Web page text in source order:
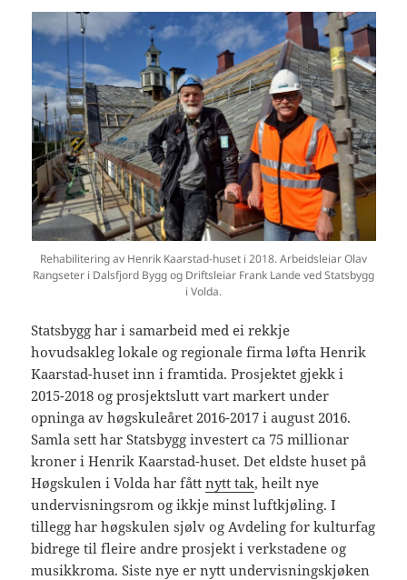
Rehabilitering av Henrik Kaarstad-huset i 2018. Arbeidsleiar Olav
Rangseter i Dalsfjord Bygg og Driftsleiar Frank Lande ved Statsbygg
i Volda.
Statsbygg har i samarbeid med ei rekkje
hovudsakleg lokale og regionale firma løfta Henrik
Kaarstad-huset inn i framtida. Prosjektet gjekk i
2015-2018 og prosjektslutt vart markert under
opninga av høgskuleåret 2016-2017 i august 2016.
Samla sett har Statsbygg investert ca 75 millionar
kroner i Henrik Kaarstad-huset. Det eldste huset på
Høgskulen i Volda har fåttnytt tak, heilt nye
undervisningsrom og ikkje minst luftkjøling. I
tillegg har høgskulen sjølv og Avdeling for kulturfag
bidrege til fleire andre prosjekt i verkstadene og
musikkroma. Siste nye er nytt undervisningskjøken